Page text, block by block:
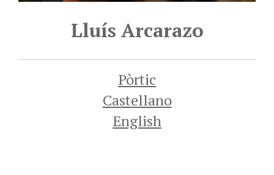
Lluís Arcarazo
Pòrtic
Castellano
English